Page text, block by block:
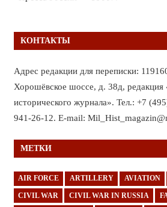
КОНТАКТЫ
Адрес редакции для переписки:
Хорошёвское шоссе, д. 38д, редакция
исторического журнала». Тел.: +7
941-26-12. E-mail:
МЕТКИ
AIR FORCE ARTILLERY AVIATION
CIVIL WAR CIVIL WAR IN RUSSIA